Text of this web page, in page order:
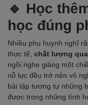
🔹 Học
học đúng
Nhiều phụ huynh nghĩ
thực tế, chất lượng
ngồi nghe giảng một
nỗ lực đều trở nên vô
bài tập tương tự những
được trong những tình